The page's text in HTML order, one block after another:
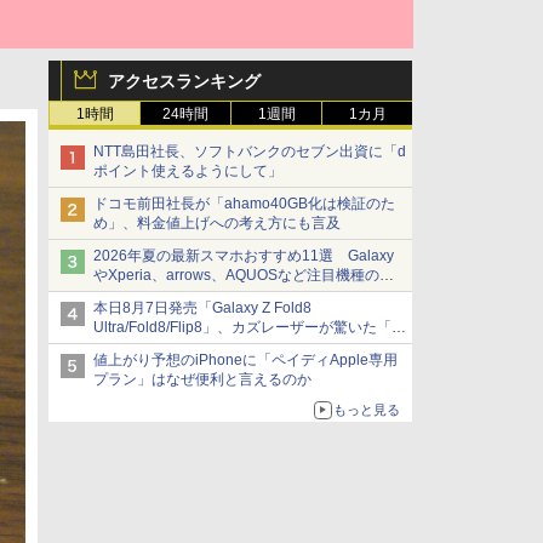
アクセスランキング
1時間 24時間 1週間 1カ月
NTT島田社長、ソフトバンクのセブン出資に「d
ポイント使えるようにして」
ドコモ前田社長が「ahamo40GB化は検証のた
め」、料金値上げへの考え方にも言及
2026年夏の最新スマホおすすめ11選 Galaxy
やXperia、arrows、AQUOSなど注目機種の特
徴は
本日8月7日発売「Galaxy Z Fold8
Ultra/Fold8/Flip8」、カズレーザーが驚いた「そ
ば屋のメニュー並みの薄さ」
値上がり予想のiPhoneに「ペイディApple専用
プラン」はなぜ便利と言えるのか
もっと見る